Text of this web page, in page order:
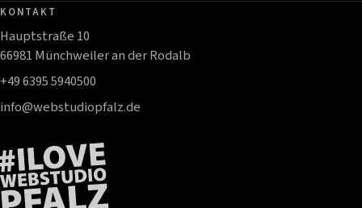
KONTAKT
Hauptstraße 10
66981 Münchweiler an der Rodalb
+49 6395 5940500
info@webstudiopfalz.de